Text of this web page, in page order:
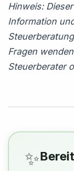
Hinweis:
Information
Fragen
Steuerberater
✨